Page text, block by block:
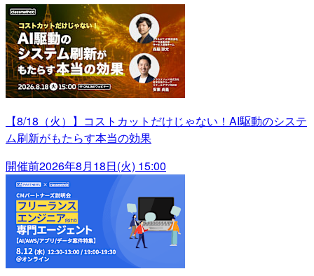
【8/18（火）】コストカットだけじゃない！AI駆動のシステ
ム刷新がもたらす本当の効果
開催前2026年8月18日(火) 15:00